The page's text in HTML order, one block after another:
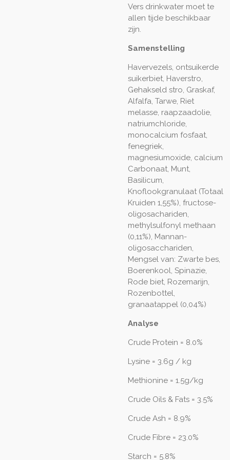
Vers drinkwater moet te
allen tijde beschikbaar
zijn.
Samenstelling
Havervezels, ontsuikerde
suikerbiet, Haverstro,
Gehakseld stro, Graskaf,
Alfalfa, Tarwe, Riet
melasse, raapzaadolie,
natriumchloride,
monocalcium fosfaat,
fenegriek,
magnesiumoxide, calcium
Carbonaat, Munt,
Basilicum,
Knoflookgranulaat (Totaal
Kruiden 1,55%), fructose-
oligosachariden,
methylsulfonyl methaan
(0,11%), Mannan-
oligosacchariden,
Mengsel van: Zwarte bes,
Boerenkool, Spinazie,
Rode biet, Rozemarijn,
Rozenbottel,
granaatappel (0,04%)
Analyse
Crude Protein = 8.0%
Lysine = 3.6g / kg
Methionine = 1.5g/kg
Crude Oils & Fats = 3.5%
Crude Ash = 8.9%
Crude Fibre = 23.0%
Starch = 5.8%